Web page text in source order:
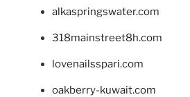
alkaspringswater.com
318mainstreet8h.com
lovenailsspari.com
oakberry-kuwait.com